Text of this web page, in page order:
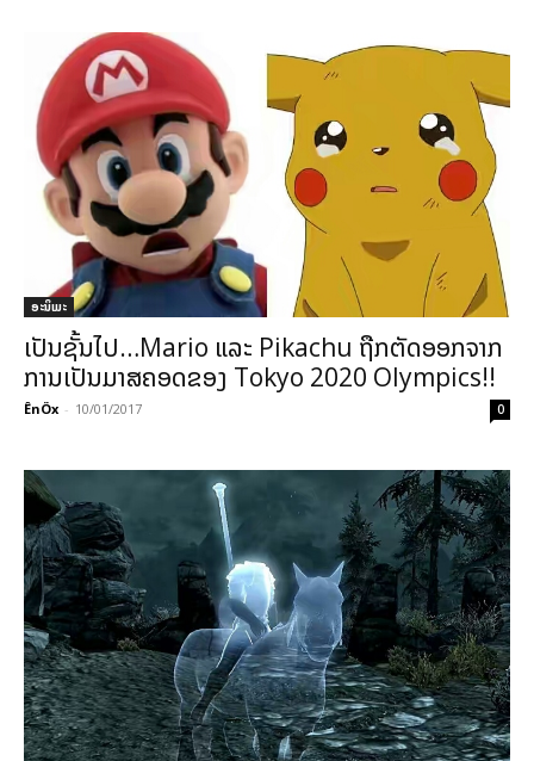
ອະນິເມະ
ເປັນຊັ້ນໄປ…Mario ແລະ Pikachu ຖືກຕັດອອກຈາກ
ການເປັນມາສຄອດຂອງ Tokyo 2020 Olympics!!
ÊnÖx - 10/01/2017 0